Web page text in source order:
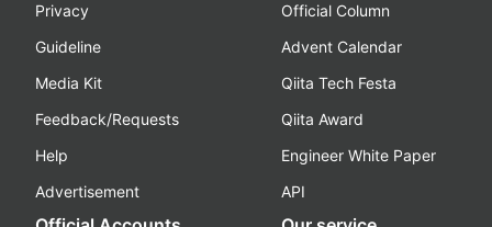
Privacy
Guideline
Media Kit
Feedback/Requests
Help
Advertisement
Official Column
Advent Calendar
Qiita Tech Festa
Qiita Award
Engineer White Paper
API